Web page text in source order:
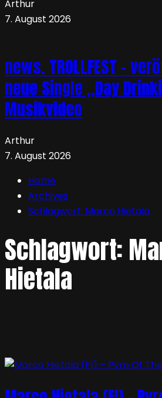
Arthur
7. August 2026
news. TROLLFEST –
neue Single „Day
Musikvideo
Arthur
7. August 2026
Home
Archives
Schlagwort: Marco Hietala
Schlagwort:
Hietala